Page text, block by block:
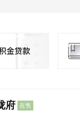
府 在售